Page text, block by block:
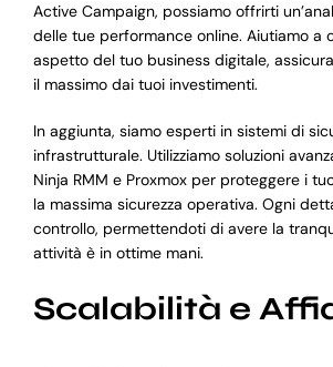
Active Campaign, possiamo offrirti
delle tue performance online. Aiutiamo a
aspetto del tuo business digitale,
il massimo dai tuoi investimenti.
In aggiunta, siamo esperti in sistemi di
infrastrutturale. Utilizziamo soluzioni
Ninja RMM e Proxmox per proteggere i
la massima sicurezza operativa. Ogni
controllo, permettendoti di avere la
attività è in ottime mani.
Scalabilità e